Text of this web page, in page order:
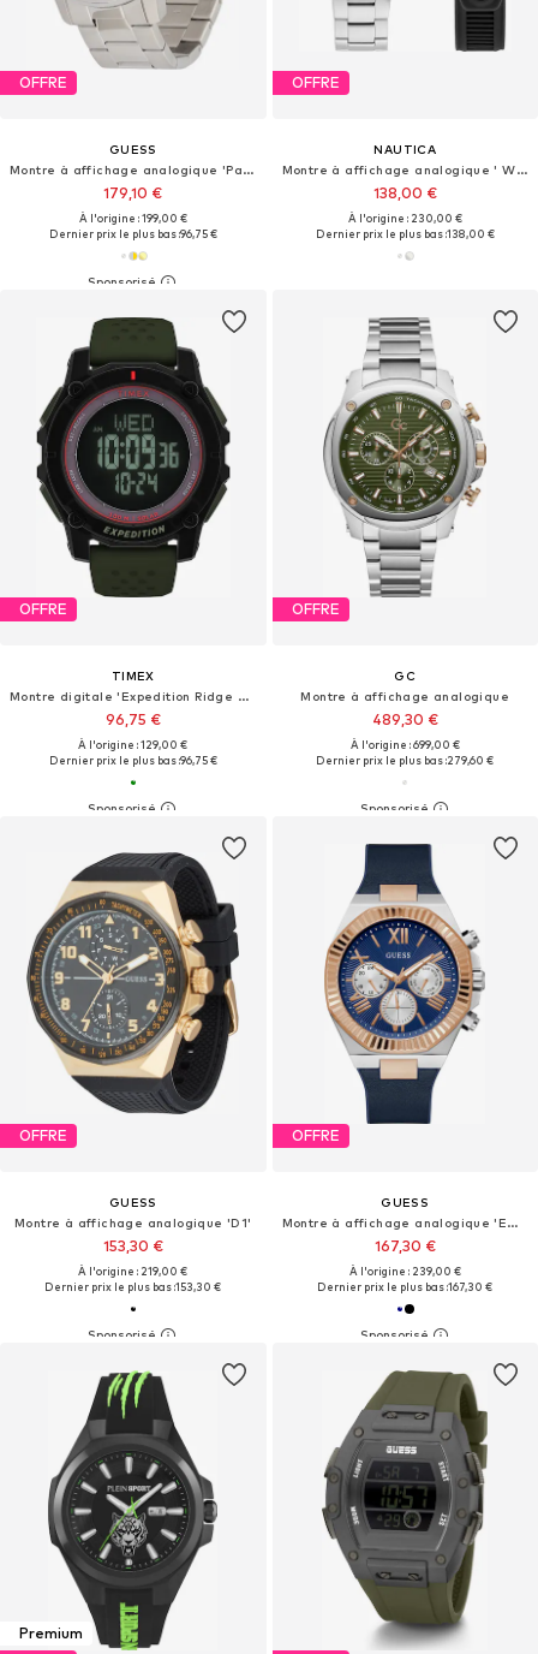
OFFRE
GUESS
Montre à affichage analogique 'Parker'
179,10 €
À l'origine : 199,00 €
Dernier prix le plus bas :96,75 €
OFFRE
NAUTICA
Montre à affichage analogique ' WINDROSE '
138,00 €
À l'origine : 230,00 €
Dernier prix le plus bas :138,00 €
OFFRE
TIMEX
Montre digitale 'Expedition Ridge Solar'
96,75 €
À l'origine : 129,00 €
Dernier prix le plus bas :96,75 €
OFFRE
GC
Montre à affichage analogique
489,30 €
À l'origine : 699,00 €
Dernier prix le plus bas :279,60 €
OFFRE
GUESS
Montre à affichage analogique 'D1'
153,30 €
À l'origine : 219,00 €
Dernier prix le plus bas :153,30 €
OFFRE
GUESS
Montre à affichage analogique 'EQUITY'
167,30 €
À l'origine : 239,00 €
Dernier prix le plus bas :167,30 €
Premium